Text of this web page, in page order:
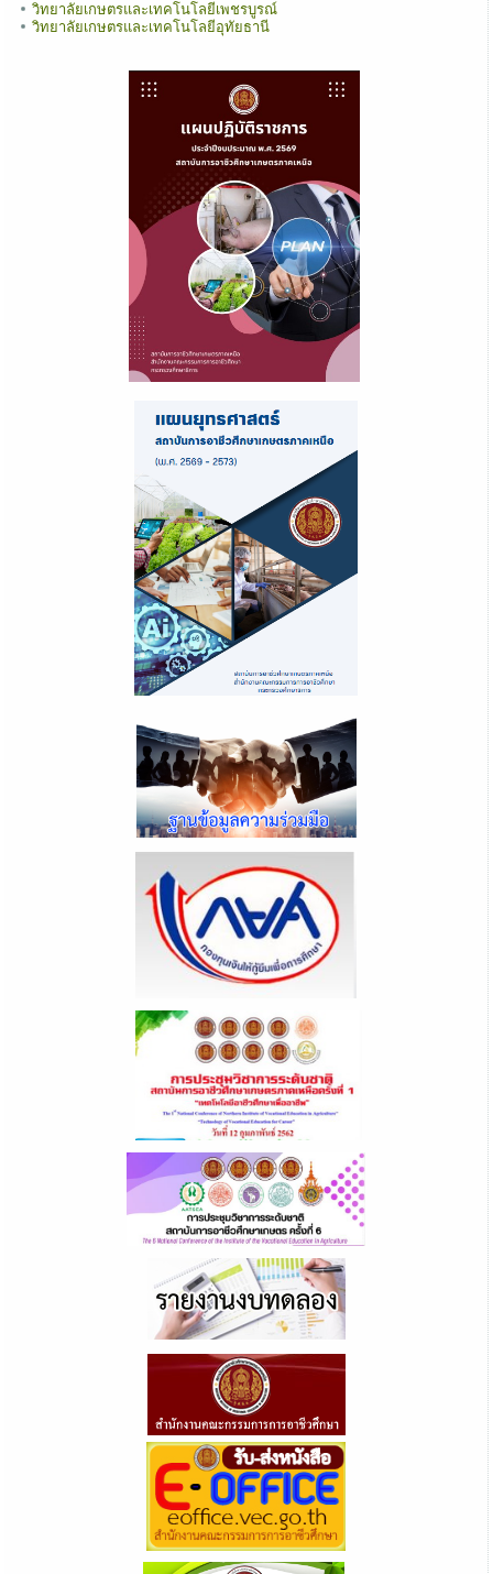
วิทยาลัยเกษตรและเทคโนโลยีเพชรบูรณ์
วิทยาลัยเกษตรและเทคโนโลยีอุทัยธานี